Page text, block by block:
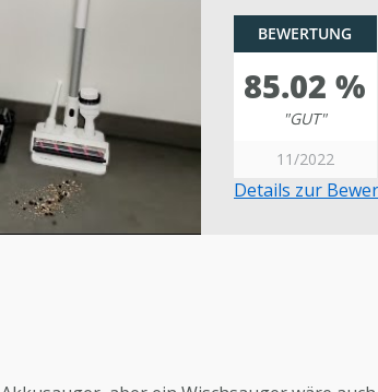
BEWERTUNG
85.02 %
"GUT"
11/2022
Details zur